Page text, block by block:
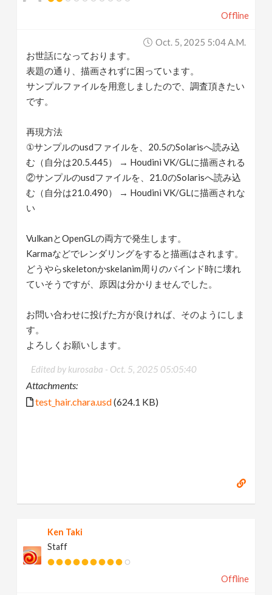
Offline
Oct. 5, 2025 5:04 A.m.
お世話になっております。
表題の通り、描画されずに困っています。
サンプルファイルを用意しましたので、調査頂きたい
です。
再現方法
①サンプルのusdファイルを、20.5のSolarisへ読み込
む（自分は20.5.445） → Houdini VK/GLに描画される
②サンプルのusdファイルを、21.0のSolarisへ読み込
む（自分は21.0.490） → Houdini VK/GLに描画されな
い
VulkanとOpenGLの両方で発生します。
Karmaなどでレンダリングをすると描画はされます。
どうやらskeletonかskelanim周りのバインド時に壊れ
ていそうですが、原因は分かりませんでした。
お問い合わせに投げた方が良ければ、そのようにしま
す。
よろしくお願いします。
Edited by kurosaba - Oct. 5, 2025 05:05:40
Attachments:
test_hair.chara.usd(624.1 KB)
Ken Taki
Staff
Offline